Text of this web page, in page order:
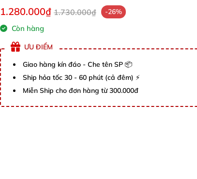
1.280.000₫ 1.730.000₫ -26%
Còn hàng
ƯU ĐIỂM
Giao hàng kín đáo - Che tên SP 📦
Ship hỏa tốc 30 - 60 phút (cả đêm) ⚡
Miễn Ship cho đơn hàng từ 300.000đ